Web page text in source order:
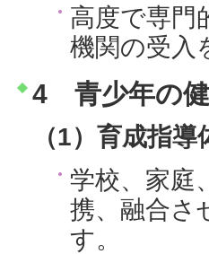
高度で専門
機関の受入
4 青少年の
（1）育成指
学校、家庭
携、融合さ
す。